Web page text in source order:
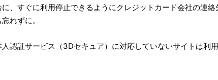
、すぐに利用停止できるようにクレジットカード会社の連絡
れずに。
認証サービス（3Dセキュア）に対応していないサイトは利